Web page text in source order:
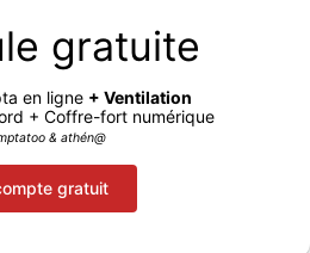
gratuite
en ligne + Ventilation
+ Coffre-fort numérique
& athén@
gratuit